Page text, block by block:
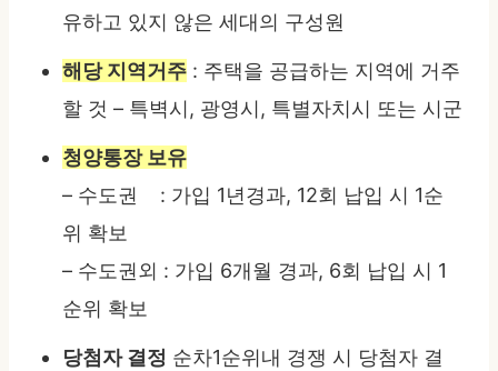
유하고 있지 않은 세대의 구성원
해당 지역거주 : 주택을 공급하는 지역에 거주
할 것 – 특벽시, 광영시, 특별자치시 또는 시군
청양통장 보유
– 수도권 : 가입 1년경과, 12회 납입 시 1순
위 확보
– 수도권외 : 가입 6개월 경과, 6회 납입 시 1
순위 확보
당첨자 결정 순차1순위내 경쟁 시 당첨자 결